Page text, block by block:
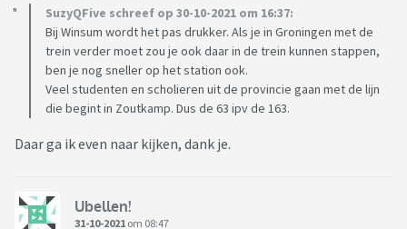
SuzyQFive schreef op 30-10-2021 om 16:37:
Bij Winsum wordt het pas drukker. Als je in Groningen met de
trein verder moet zou je ook daar in de trein kunnen stappen,
ben je nog sneller op het station ook.
Veel studenten en scholieren uit de provincie gaan met de lijn
die begint in Zoutkamp. Dus de 63 ipv de 163.
Daar ga ik even naar kijken, dank je.
Ubellen!
31-10-2021 om 08:47